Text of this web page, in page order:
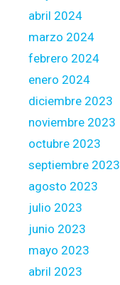
o
p
e
m
o
n
t
s
abril 2024
marzo 2024
febrero 2024
enero 2024
diciembre 2023
noviembre 2023
octubre 2023
septiembre 2023
agosto 2023
julio 2023
junio 2023
mayo 2023
abril 2023